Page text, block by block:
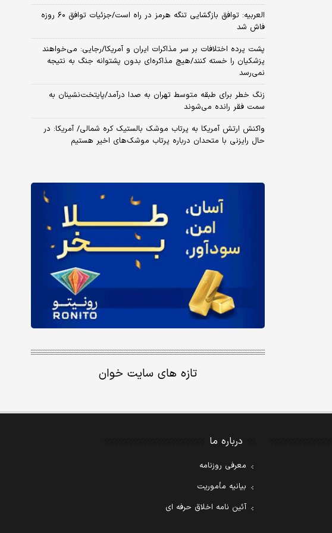
العربیه: توافق بازگشایی تنگه هرمز در راه است/جزئیات توافق ۶۰ روزه
فاش شد
پشت پرده اختلافات بر سر مذاکرات ایران و آمریکا/رجایی: می‌خواهند
پزشکیان را خسته کنند/هیچ مذاکره‌ای بدون پشتوانه جنگ به نتیجه
نمی‌رسد
زنگ خطر برای طبقه متوسط تهران به صدا درآمد/پایتخت‌نشینان به
سمت فقر رانده می‌شوند
واکنش ارتش آمریکا به پرتاب موشک بالستیک کره شمالی/ آمریکا: در
حال رایزنی با متحدان درباره پرتاب موشک‌های اخیر هستیم
تازه های سایت خوان
درباره ما
معرفی روزنامه
بیانیه مأموریت
آئین نامه اخلاق حرفه ای